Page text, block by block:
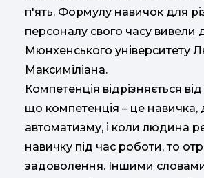
п'ять. Формулу навичок для
персоналу свого часу вивели
Мюнхенського університету
Максиміліана.
Компетенція відрізняється
що компетенція – це
автоматизму, і коли людина
навичку під час роботи, то
задоволення. Іншими